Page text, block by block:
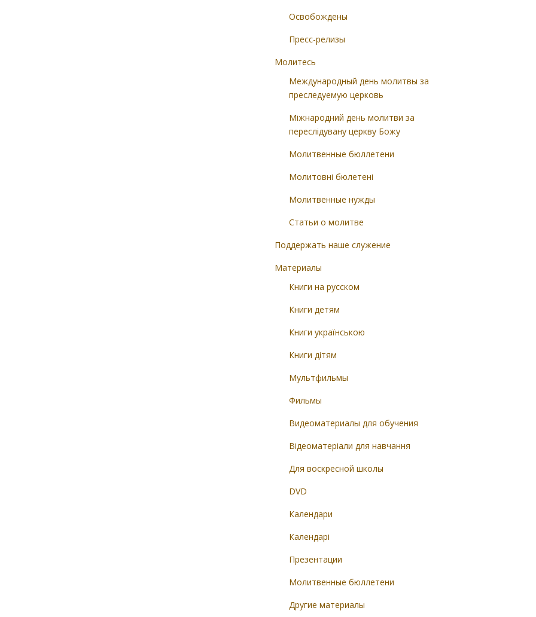
Освобождены
Пресс-релизы
Молитесь
Международный день молитвы за
преследуемую церковь
Міжнародний день молитви за
переслідувану церкву Божу
Молитвенные бюллетени
Молитовні бюлетені
Молитвенные нужды
Статьи о молитве
Поддержать наше служение
Материалы
Книги на русском
Книги детям
Книги українською
Книги дітям
Мультфильмы
Фильмы
Видеоматериалы для обучения
Відеоматеріали для навчання
Для воскресной школы
DVD
Календари
Календарі
Презентации
Молитвенные бюллетени
Другие материалы